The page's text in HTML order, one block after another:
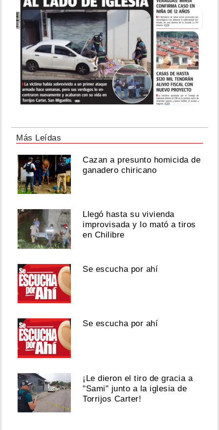
Más Leídas
Cazan a presunto homicida de
ganadero chiricano
Llegó hasta su vivienda
improvisada y lo mató a tiros
en Chilibre
Se escucha por ahí
Se escucha por ahí
¡Le dieron el tiro de gracia a
"Sami" junto a la iglesia de
Torrijos Carter!